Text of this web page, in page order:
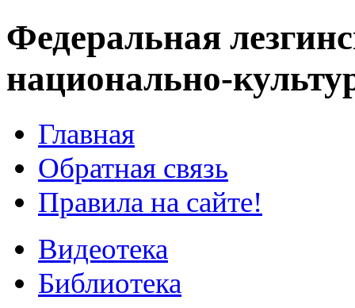
Федеральная
национально-
Главная
Обратная связь
Правила на сайте!
Видеотека
Библиотека